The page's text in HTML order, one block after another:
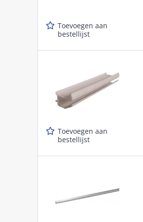
Toevoegen aan
bestellijst
Toevoegen aan
bestellijst